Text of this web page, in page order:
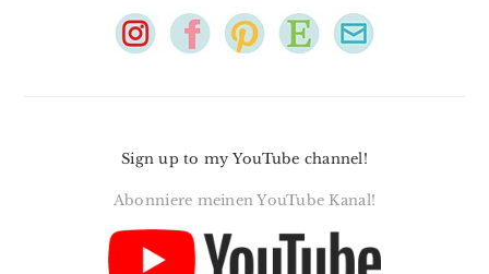
Sign up to my YouTube channel!
Abonniere meinen YouTube Kanal!